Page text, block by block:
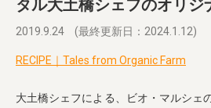
トップページ
よくある質問
タル大土橋シェフのオリジ
2019.9.24 (最終更新日：2024.1.12)
RECIPE｜Tales from Organic Farm
大土橋シェフによる、ビオ・マルシェ